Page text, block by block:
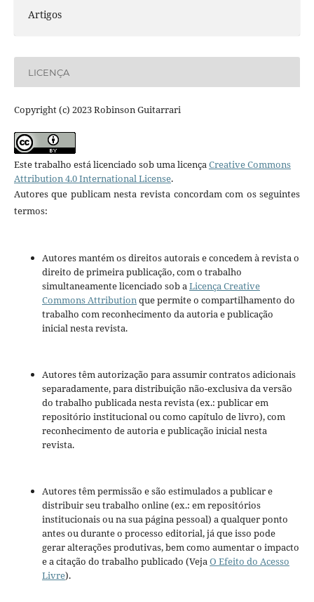
Artigos
LICENÇA
Copyright (c) 2023 Robinson Guitarrari
Este trabalho está licenciado sob uma licençaCreative Commons
Attribution 4.0 International License.
Autores que publicam nesta revista concordam com os seguintes
termos:
Autores mantém os direitos autorais e concedem à revista o
direito de primeira publicação, com o trabalho
simultaneamente licenciado sob a Licença Creative
Commons Attribution que permite o compartilhamento do
trabalho com reconhecimento da autoria e publicação
inicial nesta revista.
Autores têm autorização para assumir contratos adicionais
separadamente, para distribuição não-exclusiva da versão
do trabalho publicada nesta revista (ex.: publicar em
repositório institucional ou como capítulo de livro), com
reconhecimento de autoria e publicação inicial nesta
revista.
Autores têm permissão e são estimulados a publicar e
distribuir seu trabalho online (ex.: em repositórios
institucionais ou na sua página pessoal) a qualquer ponto
antes ou durante o processo editorial, já que isso pode
gerar alterações produtivas, bem como aumentar o impacto
e a citação do trabalho publicado (Veja O Efeito do Acesso
Livre).